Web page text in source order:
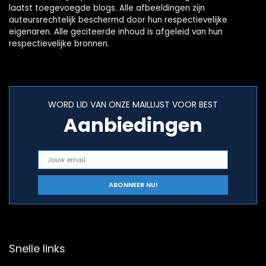
laatst toegevoegde blogs. Alle afbeeldingen zijn
auteursrechtelijk beschermd door hun respectievelijke
eigenaren. Alle geciteerde inhoud is afgeleid van hun
respectievelijke bronnen.
WORD LID VAN ONZE MAILLIJST VOOR BEST
Aanbiedingen
Snelle links